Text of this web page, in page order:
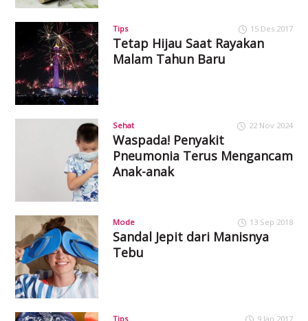
Tips 15 Des 2017
Tetap Hijau Saat Rayakan
Malam Tahun Baru
Sehat 22 Nov 2024
Waspada! Penyakit
Pneumonia Terus Mengancam
Anak-anak
Mode 13 Sep 2018
Sandal Jepit dari Manisnya
Tebu
Tips 9 Jan 2017